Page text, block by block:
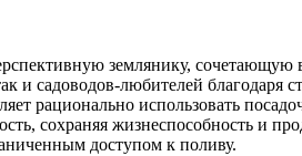
землянику,
и садоводов-любителей
рационально использовать
сохраняя жизнеспособность и
доступом к поливу.